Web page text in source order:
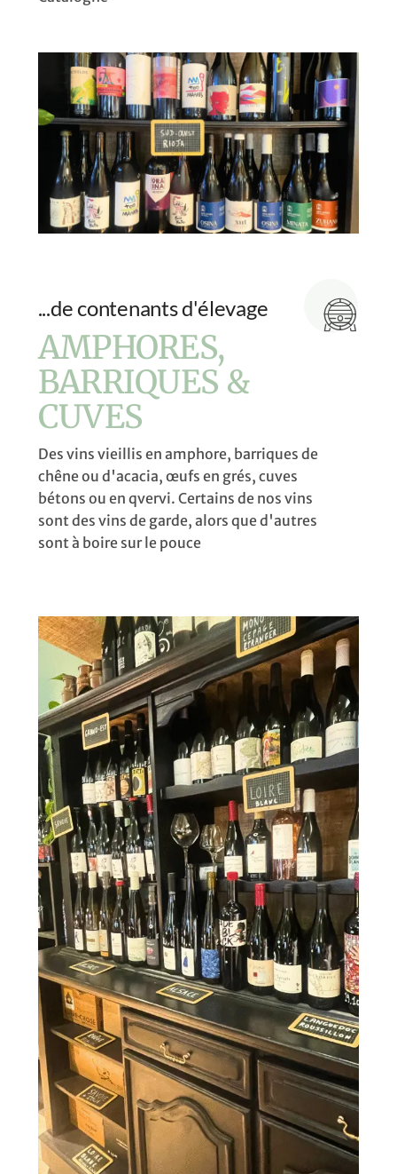
...de contenants d'élevage
AMPHORES,
BARRIQUES &
CUVES
Des vins vieillis en amphore, barriques de
chêne ou d'acacia, œufs en grés, cuves
bétons ou en qvervi. Certains de nos vins
sont des vins de garde, alors que d'autres
sont à boire sur le pouce